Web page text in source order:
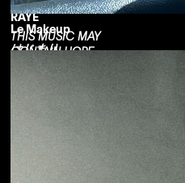
RAYE
THIS MUSIC MAY
CONTAIN HOPE.
Le Makeup
はじまり